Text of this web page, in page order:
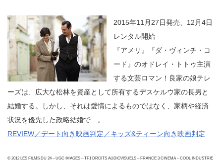
2015年11月27日発売、12月4日
レンタル開始
『アメリ』『ダ・ヴィンチ・コ
ード』のオドレイ・トトゥ主演
する文芸ロマン！良家の娘テレ
ーズは、広大な松林を資産として所有するデスケルウ家の長男と
結婚する。しかし、それは愛情によるものではなく、家柄や経済
状況を優先した政略結婚で…。
REVIEW／デート向き映画判定／キッズ&ティーン向き映画判定
© 2012 LES FILMS DU 24 – UGC IMAGES – TF1 DROITS AUDIOVISUELS – FRANCE 3 CINEMA – COOL INDUSTRIE